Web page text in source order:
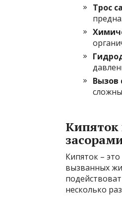
Трос
Вызов
Кипяток
Кипяток –
вызванных
несколько